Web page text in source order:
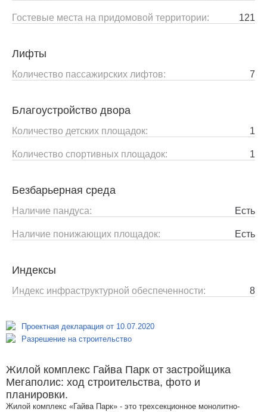
Гостевые места на придомовой территории: 121
Лифты
Количество пассажирских лифтов: 7
Благоустройство двора
Количество детских площадок: 1
Количество спортивных площадок: 1
Безбарьерная среда
Наличие пандуса: Есть
Наличие понижающих площадок: Есть
Индексы
Индекс инфраструктурной обеспеченности: 8
Проектная декларация от 10.07.2020
Разрешение на строительство
Жилой комплекс Гайва Парк от застройщика
Мегаполис: ход строительства, фото и
планировки.
Жилой комплекс «Гайва Парк» - это трехсекционное монолитно-